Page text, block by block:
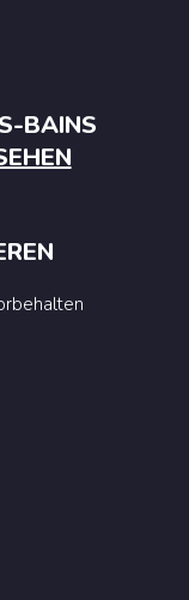
BAINS